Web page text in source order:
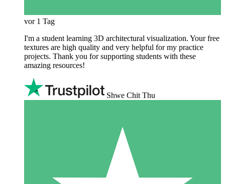
vor 1 Tag
I'm a student learning 3D architectural visualization. Your free
textures are high quality and very helpful for my practice
projects. Thank you for supporting students with these
amazing resources!
Shwe Chit Thu